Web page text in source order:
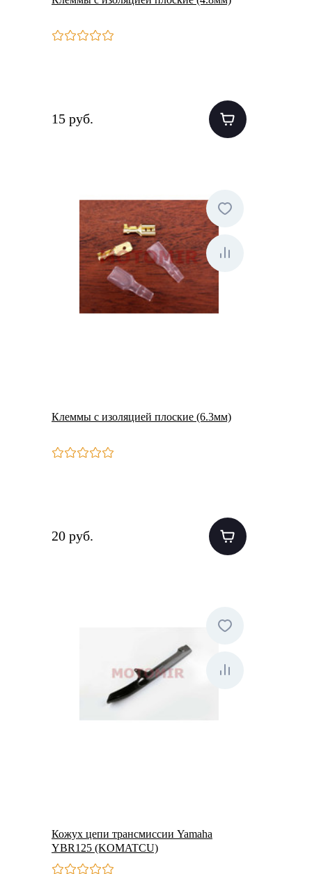
15 руб.
Клеммы с изоляцией плоские (6.3мм)
20 руб.
Кожух цепи трансмиссии Yamaha
YBR125 (KOMATCU)